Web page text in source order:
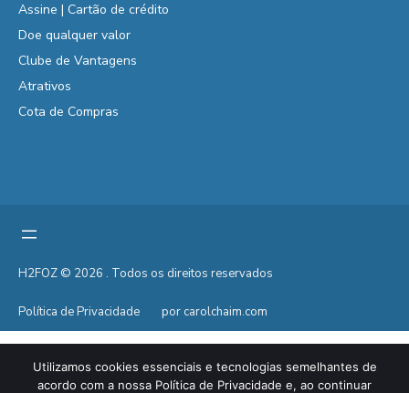
Assine | Cartão de crédito
Doe qualquer valor
Clube de Vantagens
Atrativos
Cota de Compras
H2FOZ © 2026 . Todos os direitos reservados
Política de Privacidade por carolchaim.com
Utilizamos cookies essenciais e tecnologias semelhantes de
acordo com a nossa Política de Privacidade e, ao continuar